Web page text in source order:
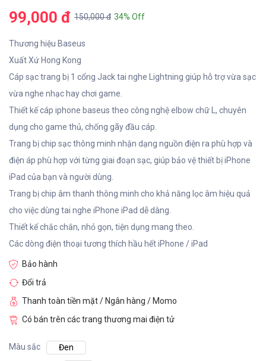
99,000 đ 150,000 đ 34% Off
Thương hiệu Baseus
Xuất Xứ Hong Kong
Cáp sạc trang bị 1 cổng Jack tai nghe Lightning giúp hỗ trợ vừa sạc
vừa nghe nhạc hay chơi game.
Thiết kế cáp iphone baseus theo công nghệ elbow chữ L, chuyên
dụng cho game thủ, chống gãy đầu cáp.
Trang bị chip sạc thông minh nhận dạng nguồn điện ra phù hợp và
điện áp phù hợp với từng giai đoạn sạc, giúp bảo vệ thiết bị iPhone
iPad của bạn và người dùng.
Trang bị chip âm thanh thông minh cho khả năng lọc âm hiệu quả
cho việc dùng tai nghe iPhone iPad dễ dàng.
Thiết kế chắc chắn, nhỏ gọn, tiện dụng mang theo.
Các dòng điện thoại tương thích hầu hết iPhone / iPad
Bảo hành
Đổi trả
Thanh toàn tiền mặt / Ngân hàng / Momo
Có bán trên các trang thương mai điện tử
Màu sắc
Đen